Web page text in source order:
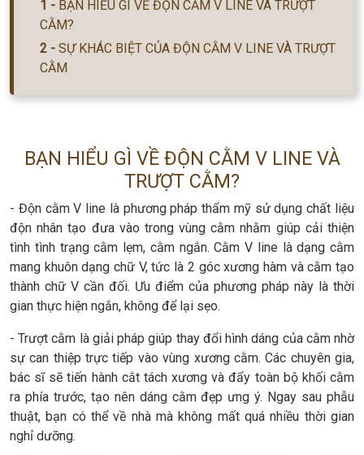
BẠN HIỂU GÌ VỀ ĐỘN CẰM V LINE VÀ TRƯỢT
CẰM?
SỰ KHÁC BIỆT CỦA ĐỘN CẰM V LINE VÀ TRƯỢT
CẰM
BẠN HIỂU GÌ VỀ ĐỘN CẰM V LINE VÀ
TRƯỢT CẰM?
- Độn cằm V line là phương pháp thẩm mỹ sử dụng chất liệu
độn nhân tạo đưa vào trong vùng cằm nhằm giúp cải thiện
tình tình trạng cằm lẹm, cằm ngắn. Cằm V line là dạng cằm
mang khuôn dạng chữ V, tức là 2 góc xương hàm và cằm tạo
thành chữ V cần đối. Ưu điểm của phương pháp này là thời
gian thực hiện ngắn, không để lại sẹo.
- Trượt cằm là giải pháp giúp thay đổi hình dáng của cằm nhờ
sự can thiệp trực tiếp vào vùng xương cằm. Các chuyên gia,
bác sĩ sẽ tiến hành cắt tách xương và đẩy toàn bộ khối cằm
ra phía trước, tạo nên dáng cằm đẹp ưng ý. Ngay sau phẫu
thuật, bạn có thể về nhà mà không mất quá nhiều thời gian
nghỉ dưỡng.